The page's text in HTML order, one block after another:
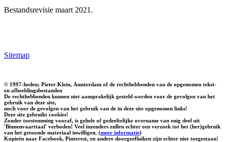
Bestandsrevisie maart 2021.
Sitemap
© 1997-heden; Pieter Klein, Amsterdam of de rechthebbenden van de opgenomen tekst-
en afbeeldingsbestanden
De rechthebbenden kunnen niet aansprakelijk gesteld worden voor de gevolgen van het
gebruik van deze site,
noch voor de gevolgen van het gebruik van de in deze site opgenomen links!
Deze site gebruikt cookies!
Zonder toestemming vooraf, is gehele of gedeeltelijke overname van enig deel uit
'Binnenvaarttaal' verboden! Veel inzenders zullen echter een verzoek tot het (her)gebruik
van het getoonde materiaal inwilligen. (meer informatie)
Kopieën naar Facebook, Pinterest, en andere doorgeefluiken zijn echter niet toegestaan!